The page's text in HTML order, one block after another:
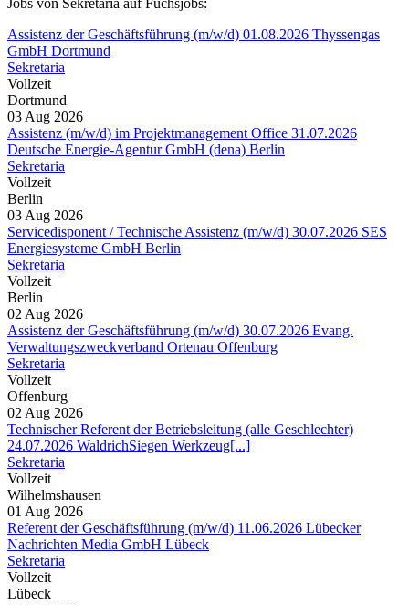
Assistenz der Geschäftsführung (m/w/d) 01.08.2026 Thyssengas
GmbH Dortmund
Sekretaria
Vollzeit
Dortmund
03 Aug 2026
Assistenz (m/w/d) im Projektmanagement Office 31.07.2026
Deutsche Energie-Agentur GmbH (dena) Berlin
Sekretaria
Vollzeit
Berlin
03 Aug 2026
Servicedisponent / Technische Assistenz (m/w/d) 30.07.2026 SES
Energiesysteme GmbH Berlin
Sekretaria
Vollzeit
Berlin
02 Aug 2026
Assistenz der Geschäftsführung (m/w/d) 30.07.2026 Evang.
Verwaltungszweckverband Ortenau Offenburg
Sekretaria
Vollzeit
Offenburg
02 Aug 2026
Technischer Referent der Betriebsleitung (alle Geschlechter)
24.07.2026 WaldrichSiegen Werkzeug[...]
Sekretaria
Vollzeit
Wilhelmshausen
01 Aug 2026
Referent der Geschäftsführung (m/w/d) 11.06.2026 Lübecker
Nachrichten Media GmbH Lübeck
Sekretaria
Vollzeit
Lübeck